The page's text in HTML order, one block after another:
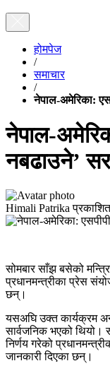
होमपेज
/
समाचार
/
नेपाल-अमेरिका:
नेपाल-
नबढाउने’
Himali Patrika
सोमबार साँझ बसेको
प्रधानमन्त्रीका प्रेस
छन्।
यसअघि उक्त कार्यक्रम
सार्वजनिक भएको थियो।
निर्णय गरेको
जानकारी दिएका छन्।